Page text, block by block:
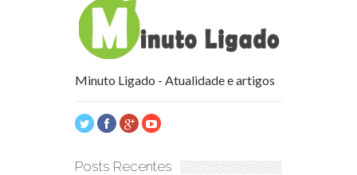
Minuto Ligado - Atualidade e artigos
Posts Recentes